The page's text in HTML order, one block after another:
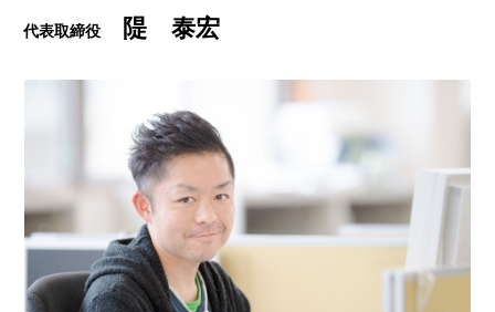
代表取締役 隄 泰宏